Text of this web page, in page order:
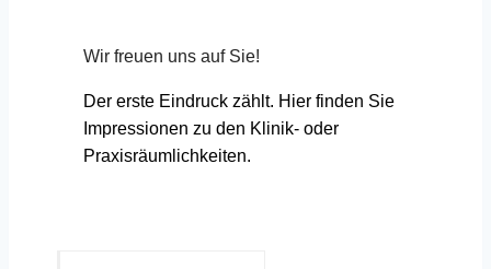
Wir freuen uns auf Sie!
Der erste Eindruck zählt. Hier finden Sie
Impressionen zu den Klinik- oder
Praxisräumlichkeiten.